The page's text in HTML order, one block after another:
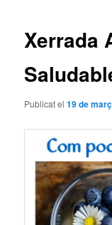
Xerrada
Publicat el19 de